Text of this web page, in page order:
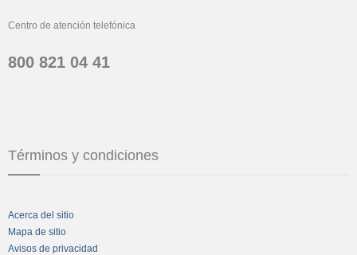
Centro de atención telefónica
800 821 04 41
Términos y condiciones
Acerca del sitio
Mapa de sitio
Avisos de privacidad